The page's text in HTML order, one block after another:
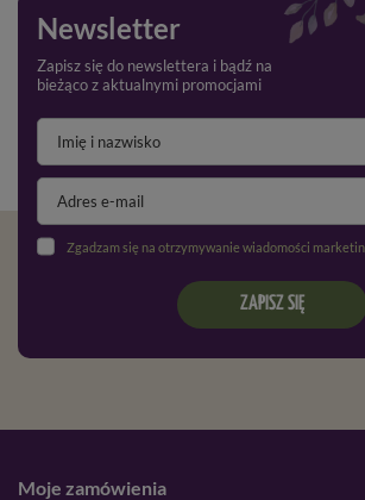
Newsletter
Zapisz się do newslettera i bądź na
bieżąco z aktualnymi promocjami
Zgadzam się na otrzymywanie wiadomości marketingowych na podany adres e-mail oraz
ZAPISZ SIĘ
Moje zamówienia